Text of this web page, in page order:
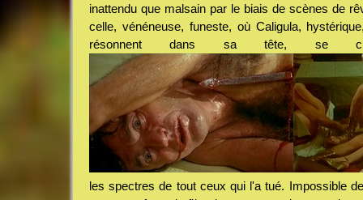
inattendu que malsain par le biais de scènes de
celle, vénéneuse, funeste, où Caligula,
résonnent dans sa tête, se
les spectres de tout ceux qui l'a tué. Impossible